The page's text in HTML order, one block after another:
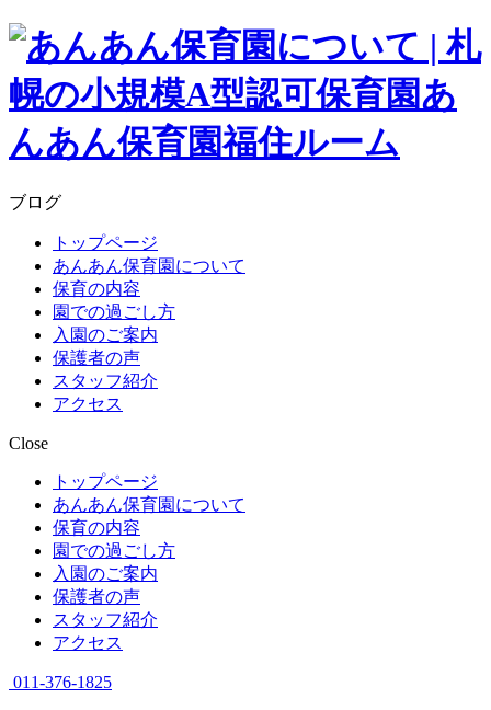
ブログ
トップページ
あんあん保育園について
保育の内容
園での過ごし方
入園のご案内
保護者の声
スタッフ紹介
アクセス
Close
トップページ
あんあん保育園について
保育の内容
園での過ごし方
入園のご案内
保護者の声
スタッフ紹介
アクセス
011-376-1825